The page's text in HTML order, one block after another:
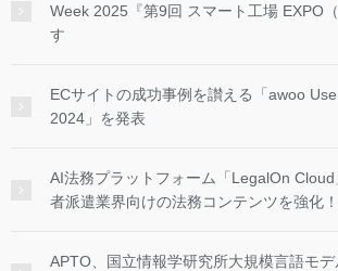
Week 2025『第9回 スマート工場 EXPO
す
ECサイトの成功事例を讃える「awoo
2024」を発表
AI法務プラットフォーム「LegalOn
者派遣業界向けの法務コンテンツを強化！
APTO、国立情報学研究所大規模言語モ